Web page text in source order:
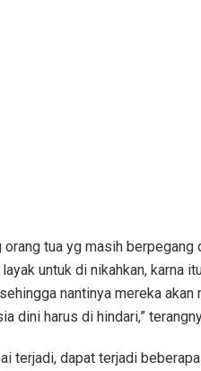
tua yg masih
untuk di nikahkan, karna
nantinya mereka akan
dini harus di hindari,”
terjadi, dapat terjadi